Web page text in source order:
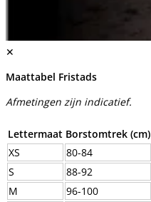
✕
Maattabel Fristads
Afmetingen zijn indicatief.
Lettermaat Borstomtrek (cm)
XS
80-84
S
88-92
M
96-100